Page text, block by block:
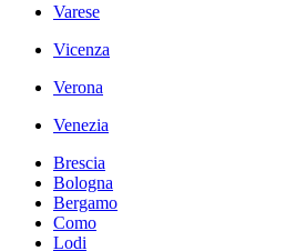
Varese
Vicenza
Verona
Venezia
Brescia
Bologna
Bergamo
Como
Lodi